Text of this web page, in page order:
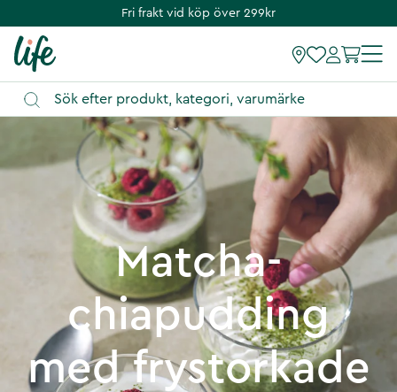
Fri frakt vid köp över 299kr
Matcha-
chiapudding
med frystorkade